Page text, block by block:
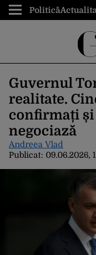
Politică
Guvernul
realitate.
confirmați și
negociază
Andreea Vlad
Publicat: 09.06.2026,